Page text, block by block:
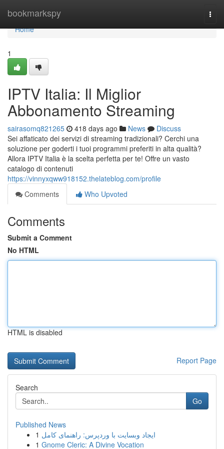
bookmarkspy
Home
Home
1
IPTV Italia: Il Miglior
Abbonamento Streaming
sairasomq821265 418 days ago News
Discuss
Sei affaticato dei servizi di streaming tradizionali? Cerchi una
soluzione per goderti i tuoi programmi preferiti in alta qualità?
Allora IPTV Italia è la scelta perfetta per te! Offre un vasto
catalogo di contenuti
https://vinnyxqww918152.thelateblog.com/profile
Comments
Who Upvoted
Comments
Submit a Comment
No HTML
HTML is disabled
Report Page
Search
Go
Published News
1 ایجاد وبسایت با وردپرس: راهنمای کامل
1 Gnome Cleric: A Divine Vocation